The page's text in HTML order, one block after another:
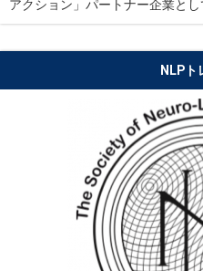
アクション」パートナー企業とし
NLPト